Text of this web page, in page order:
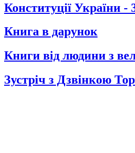
Конституції України -
Книга в дарунок
Книги від людини з
Зустріч з Дзвінкою